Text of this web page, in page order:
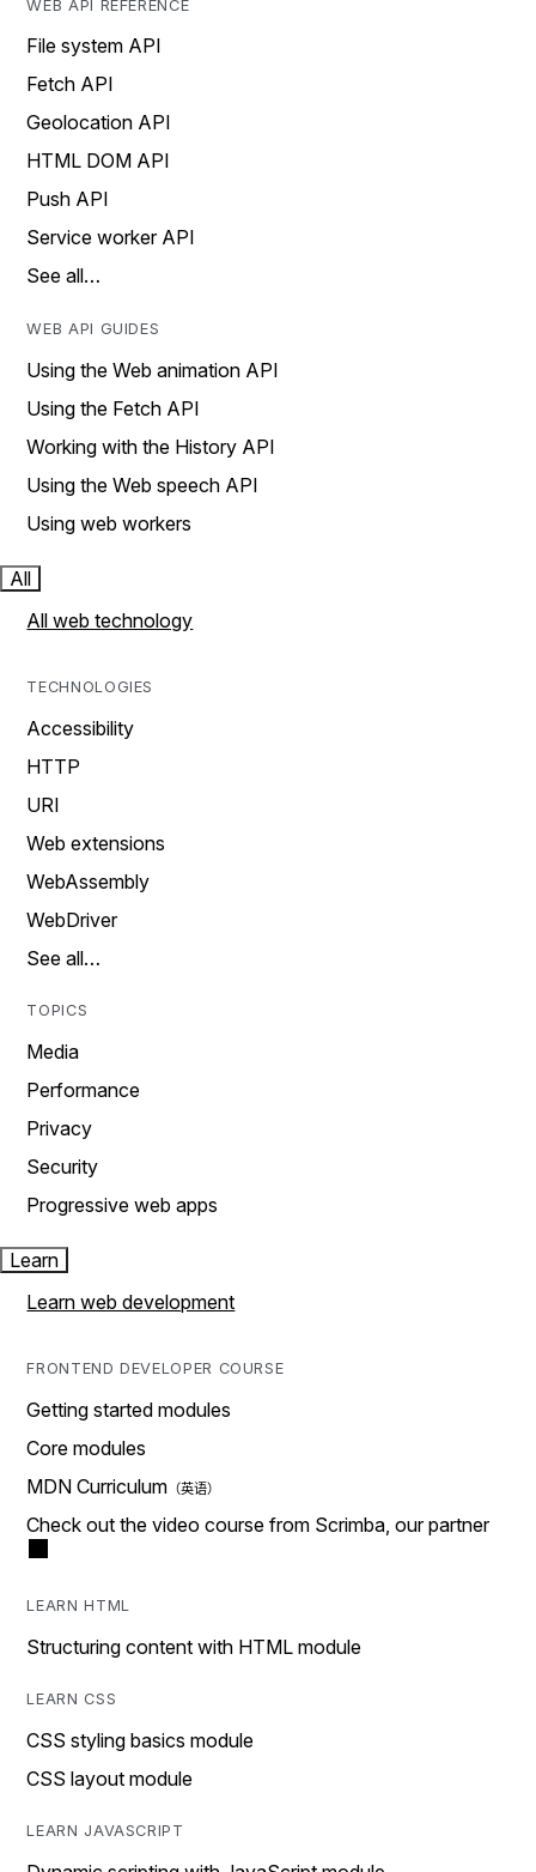
WEB API REFERENCE
File system API
Fetch API
Geolocation API
HTML DOM API
Push API
Service worker API
See all…
WEB API GUIDES
Using the Web animation API
Using the Fetch API
Working with the History API
Using the Web speech API
Using web workers
All
All web technology
TECHNOLOGIES
Accessibility
HTTP
URI
Web extensions
WebAssembly
WebDriver
See all…
TOPICS
Media
Performance
Privacy
Security
Progressive web apps
Learn
Learn web development
FRONTEND DEVELOPER COURSE
Getting started modules
Core modules
MDN Curriculum
Check out the video course from Scrimba, our partner
LEARN HTML
Structuring content with HTML module
LEARN CSS
CSS styling basics module
CSS layout module
LEARN JAVASCRIPT